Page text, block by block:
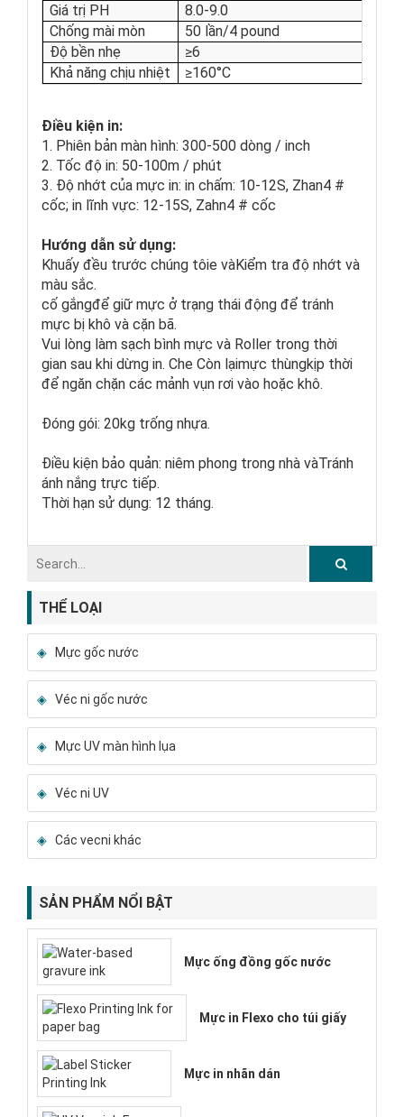
Giá trị PH
8.0-9.0
Chống mài mòn
50 lần/4 pound
Độ bền nhẹ
≥6
Khả năng chịu nhiệt
≥160°C
Điều kiện in:
1. Phiên bản màn hình: 300-500 dòng / inch
2. Tốc độ in: 50-100m / phút
3. Độ nhớt của mực in: in chấm: 10-12S, Zhan4 #
cốc; in lĩnh vực: 12-15S, Zahn4 # cốc
Hướng dẫn sử dụng:
Khuấy đều trước chúng tôie vàKiểm tra độ nhớt và
màu sắc.
cố gắngđể giữ mực ở trạng thái động để tránh
mực bị khô và cặn bã.
Vui lòng làm sạch bình mực và Roller trong thời
gian sau khi dừng in. Che Còn lạimực thùngkịp thời
để ngăn chặn các mảnh vụn rơi vào hoặc khô.
Đóng gói: 20kg trống nhựa.
Điều kiện bảo quản: niêm phong trong nhà vàTránh
ánh nắng trực tiếp.
Thời hạn sử dụng: 12 tháng.
THỂ LOẠI
Mực gốc nước
Véc ni gốc nước
Mực UV màn hình lụa
Véc ni UV
Các vecni khác
SẢN PHẨM NỔI BẬT
Mực ống đồng gốc nước
Mực in Flexo cho túi giấy
Mực in nhãn dán